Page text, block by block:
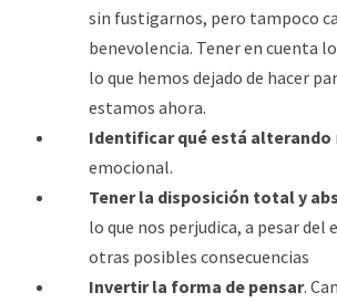
sin fustigarnos, pero tampoco
benevolencia. Tener en cuenta
lo que hemos dejado de hacer
estamos ahora.
Identificar qué está alterando
emocional.
Tener la disposición total y
lo que nos perjudica, a pesar del
otras posibles consecuencias
Invertir la forma de pensar.